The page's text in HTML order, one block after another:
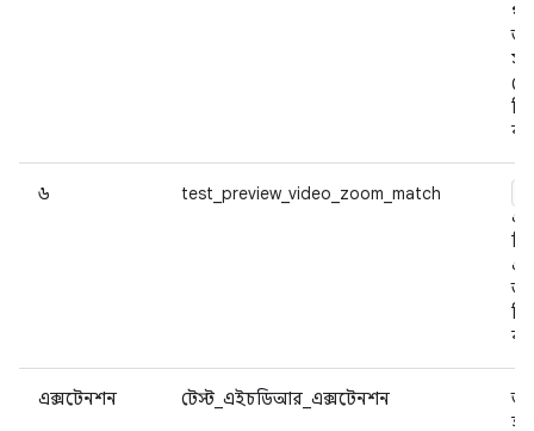
৬ test_preview_video_zoom_match
এক্সটেনশন টেস্ট_এইচডিআর_এক্সটেনশন